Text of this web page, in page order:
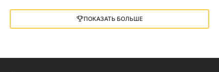
13 ГБ 2025
ПОКАЗАТЬ БОЛЬШЕ